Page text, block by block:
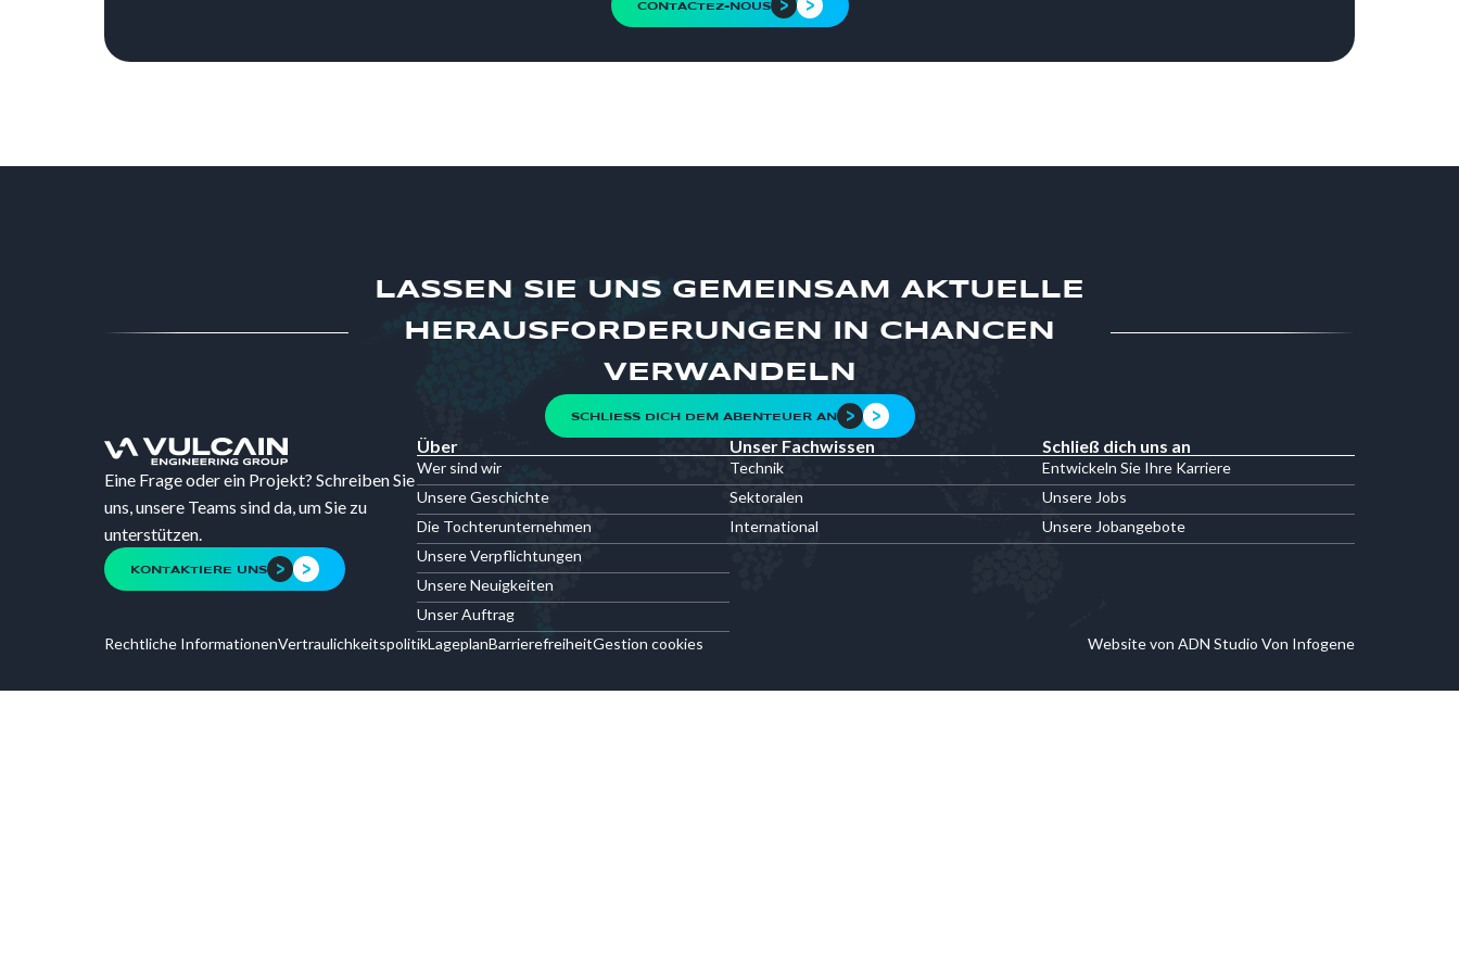
CONTACTEZ-NOUS
LASSEN SIE UNS GEMEINSAM AKTUELLE
HERAUSFORDERUNGEN IN CHANCEN
VERWANDELN
SCHLIESS DICH DEM ABENTEUER AN
Eine Frage oder ein Projekt? Schreiben Sie
uns, unsere Teams sind da, um Sie zu
unterstützen.
KONTAKTIERE UNS
Über
Wer sind wir
Unsere Geschichte
Die Tochterunternehmen
Unsere Verpflichtungen
Unsere Neuigkeiten
Unser Auftrag
Unser Fachwissen
Technik
Sektoralen
International
Schließ dich uns an
Entwickeln Sie Ihre Karriere
Unsere Jobs
Unsere Jobangebote
Rechtliche InformationenVertraulichkeitspolitikLageplanBarrierefreiheitGestion cookies Website von ADN Studio Von Infogene